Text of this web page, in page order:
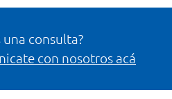
una consulta?
con nosotros acá